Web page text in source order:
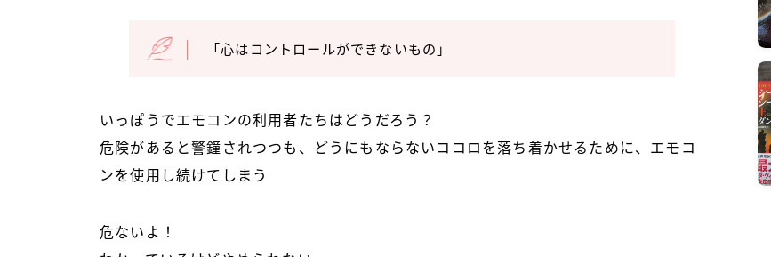
「心はコントロールができないもの」
いっぽうでエモコンの利用者たちはどうだろう？
危険があると警鐘されつつも、どうにもならないココロを落ち着かせるために、エモコ
ンを使用し続けてしまう
危ないよ！